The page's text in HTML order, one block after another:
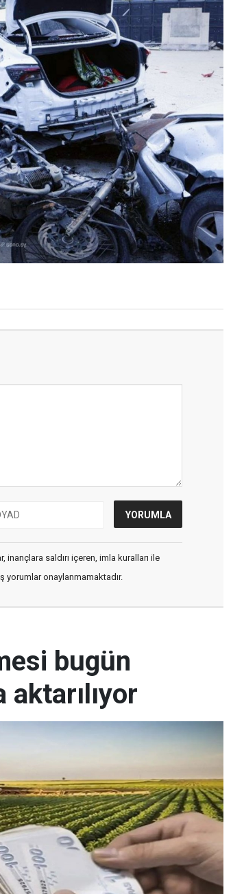
saldırı içeren, imla kuralları ile
yorumlar onaylanmamaktadır.
bugün